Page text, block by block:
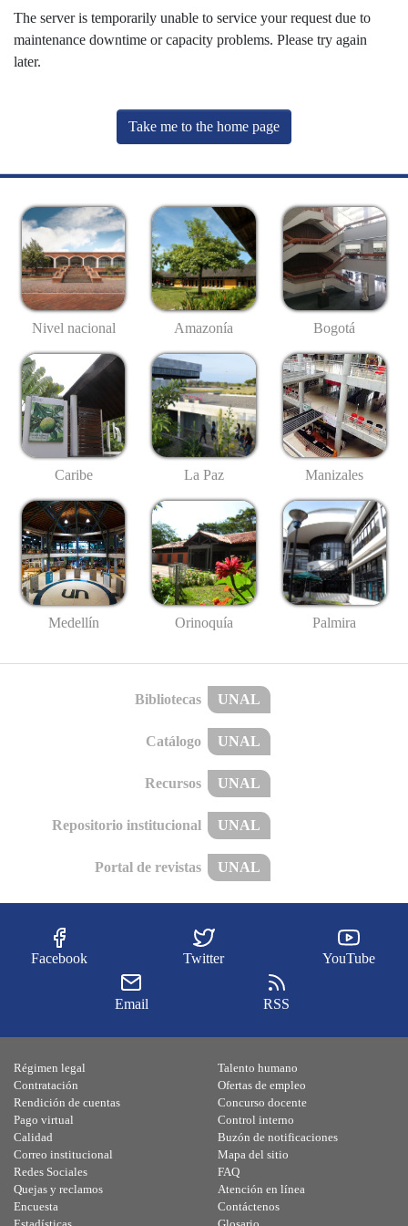
The server is temporarily unable to service your request due to
maintenance downtime or capacity problems. Please try again
later.
Take me to the home page
Nivel nacional Amazonía Bogotá
Caribe La Paz Manizales
Medellín Orinoquía Palmira
Bibliotecas UNAL
Catálogo UNAL
Recursos UNAL
Repositorio institucional UNAL
Portal de revistas UNAL
Facebook Twitter YouTube
Email RSS
Régimen legal
Contratación
Rendición de cuentas
Pago virtual
Calidad
Talento humano
Ofertas de empleo
Concurso docente
Control interno
Buzón de notificaciones
Correo institucional
Redes Sociales
Quejas y reclamos
Encuesta
Mapa del sitio
FAQ
Atención en línea
Contáctenos